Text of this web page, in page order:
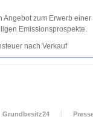
Angebot zum Erwerb einer
Emissionsprospekte.
nach Verkauf
Grundbesitz24